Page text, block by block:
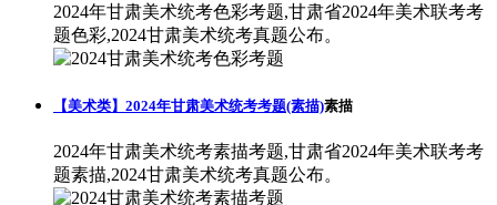
2024年甘肃美术统考色彩考题,甘肃省2024年美术联考考
题色彩,2024甘肃美术统考真题公布。
【美术类】2024年甘肃美术统考考题(素描)素描
2024年甘肃美术统考素描考题,甘肃省2024年美术联考考
题素描,2024甘肃美术统考真题公布。